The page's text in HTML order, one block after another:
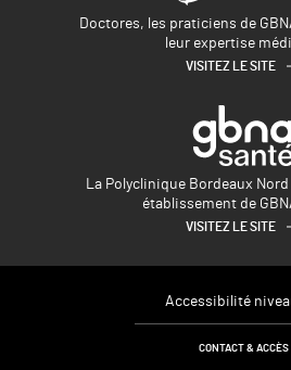
Doctores, les praticiens de
leur expertise
VISITEZ LE SITE
La Polyclinique Bordeaux
établissement de
VISITEZ LE SITE
Accessibilité
CONTACT & ACCÈS